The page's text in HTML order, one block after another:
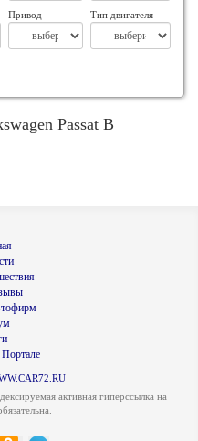
Привод Тип двигателя
Passat B
активная гиперссылка на